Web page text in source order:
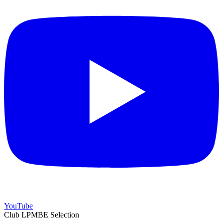
YouTube
Club LPMBE Selection